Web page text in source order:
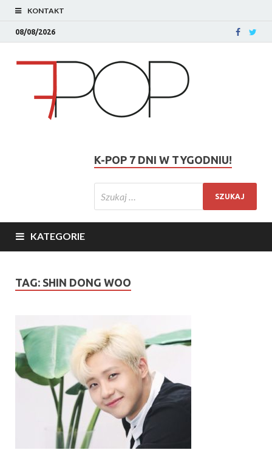
KONTAKT
08/08/2026
K-POP 7 DNI W TYGODNIU!
KATEGORIE
TAG: SHIN DONG WOO